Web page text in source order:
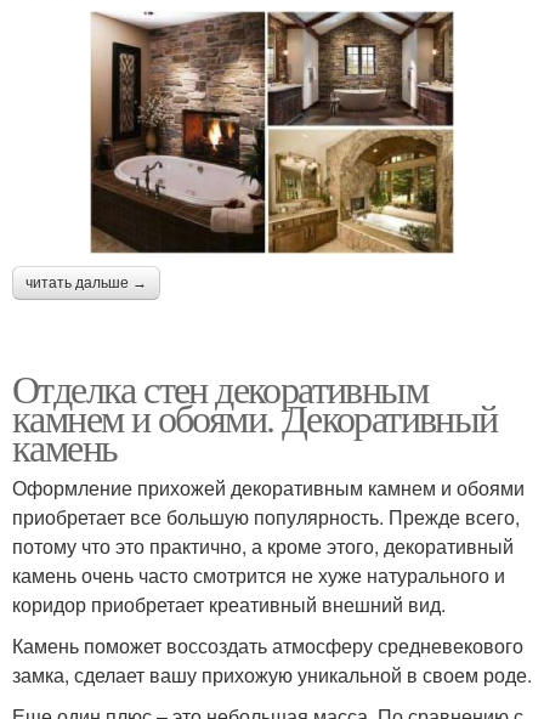
читать дальше →
Отделка стен декоративным
камнем и обоями. Декоративный
камень
Оформление прихожей декоративным камнем и обоями
приобретает все большую популярность. Прежде всего,
потому что это практично, а кроме этого, декоративный
камень очень часто смотрится не хуже натурального и
коридор приобретает креативный внешний вид.
Камень поможет воссоздать атмосферу средневекового
замка, сделает вашу прихожую уникальной в своем роде.